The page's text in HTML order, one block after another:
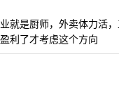
就是厨师，外卖体力活
利了才考虑这个方向